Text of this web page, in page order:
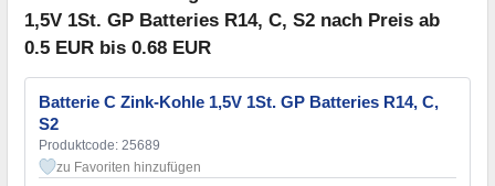
1,5V 1St. GP Batteries R14, C, S2 nach Preis ab
0.5 EUR bis 0.68 EUR
Batterie C Zink-Kohle 1,5V 1St. GP Batteries R14, C,
S2
Produktcode: 25689
zu Favoriten hinzufügen